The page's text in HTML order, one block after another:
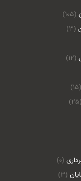
(105)
(3)
(12)
(15)
(25)
(0)
(3)